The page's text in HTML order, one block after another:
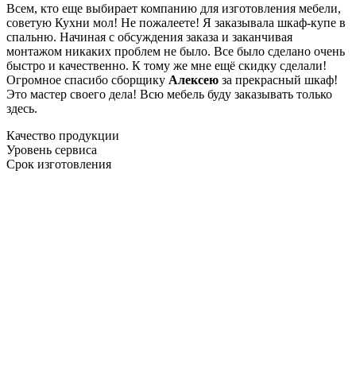
Всем, кто еще выбирает компанию для изготовления мебели,
советую Кухни мол! Не пожалеете! Я заказывала шкаф-купе в
спальню. Начиная с обсуждения заказа и заканчивая
монтажом никаких проблем не было. Все было сделано очень
быстро и качественно. К тому же мне ещё скидку сделали!
Огромное спасибо сборщику Алексею за прекрасный шкаф!
Это мастер своего дела! Всю мебель буду заказывать только
здесь.
Качество продукции
Уровень сервиса
Срок изготовления